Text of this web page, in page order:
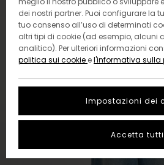
dei nostri partner. Puoi configurare la
tuo consenso all’uso di determinati
altri tipi di cookie (ad esempio, alcuni
analitico). Per ulteriori informazioni
politica sui cookie el'informativa sulla
Impostazioni dei
Accetta tutti